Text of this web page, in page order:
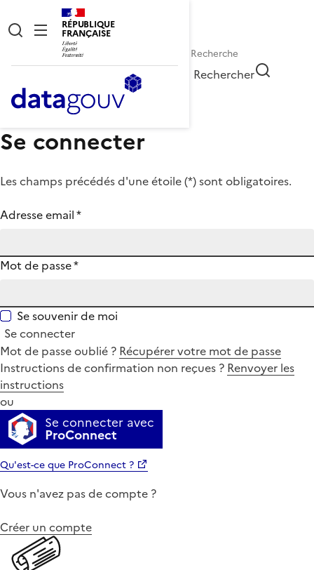
RÉPUBLIQUE
FRANÇAISE
Rechercher
Se connecter
Les champs précédés d'une étoile (*) sont obligatoires.
Adresse email*
Mot de passe*
Se souvenir de moi
Se connecter
Mot de passe oublié ? Récupérer votre mot de passe
Instructions de confirmation non reçues ? Renvoyer les
instructions
ou
Se connecter avec
ProConnect
Qu'est-ce que ProConnect ?
Vous n'avez pas de compte ?
Créer un compte